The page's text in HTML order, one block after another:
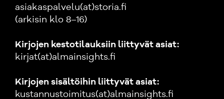
asiakaspalvelu(at)storia.fi
(arkisin klo 8–16)
Kirjojen kestotilauksiin liittyvät asiat:
kirjat(at)almainsights.fi
Kirjojen sisältöihin liittyvät asiat:
kustannustoimitus(at)almainsights.fi